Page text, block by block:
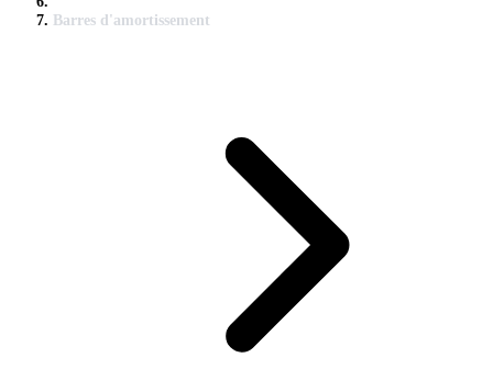
Barres d'amortissement